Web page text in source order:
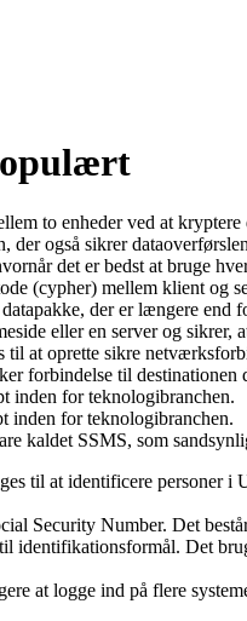
to enheder ved at kryptere
også sikrer
det er bedst at bruge
(cypher) mellem klient og
der er længere
eller en server og sikrer,
at oprette sikre
forbindelse til destinationen
inden for teknologibranchen.
inden for teknologibranchen.
kaldet SSMS, som
til at identificere personer
Security Number. Det
Det
at logge ind på flere